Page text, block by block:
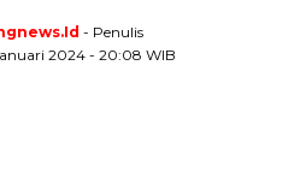
- Penulis
2024 - 20:08 WIB